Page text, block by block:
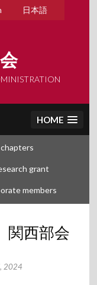
日本語
HOME
grant
members
西部会
2024